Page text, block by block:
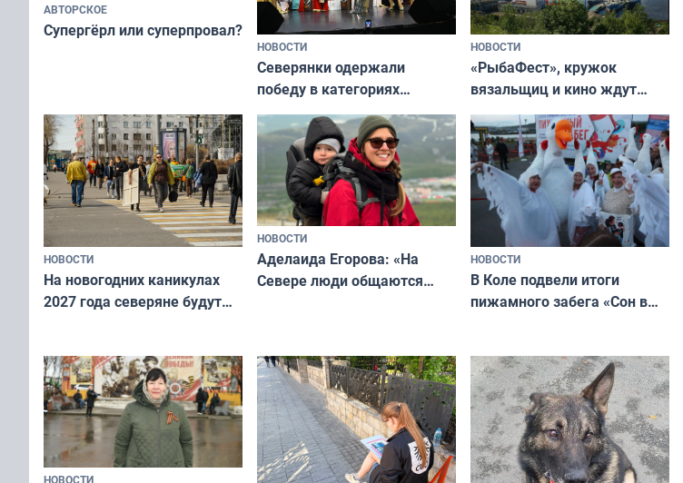
АВТОРСКОЕ
Супергёрл или суперпровал?
НОВОСТИ
Северянки одержали
победу в категориях
всероссийского конкурса
«Мисс и Миссис Великая
Русь»
НОВОСТИ
«РыбаФест», кружок
вязальщиц и кино ждут
мурманчан в эти выходные
НОВОСТИ
На новогодних каникулах
2027 года северяне будут
НОВОСТИ
Аделаида Егорова: «На
Севере люди общаются
НОВОСТИ
В Коле подвели итоги
пижамного забега «Сон в
НОВОСТИ